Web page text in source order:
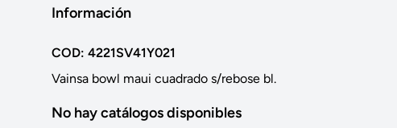
Información
COD: 4221SV41Y021
Vainsa bowl maui cuadrado s/rebose bl.
No hay catálogos disponibles